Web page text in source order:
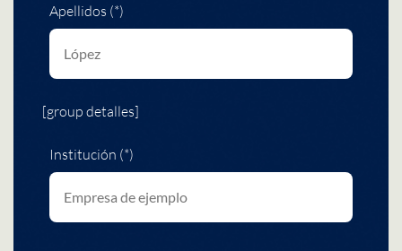
Apellidos (*)
[group detalles]
Institución (*)